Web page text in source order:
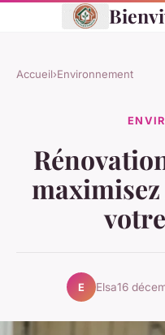
Accueil›Environnement
E Elsa16